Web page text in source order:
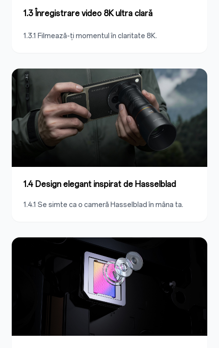
1.3 Înregistrare video 8K ultra clară
1.3.1 Filmează-ți momentul în claritate 8K.
1.4 Design elegant inspirat de Hasselblad
1.4.1 Se simte ca o cameră Hasselblad în mâna ta.